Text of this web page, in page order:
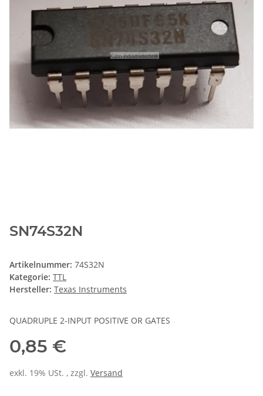
SN74S32N
Artikelnummer: 74S32N
Kategorie: TTL
Hersteller: Texas Instruments
QUADRUPLE 2-INPUT POSITIVE OR GATES
0,85 €
exkl. 19% USt. , zzgl. Versand